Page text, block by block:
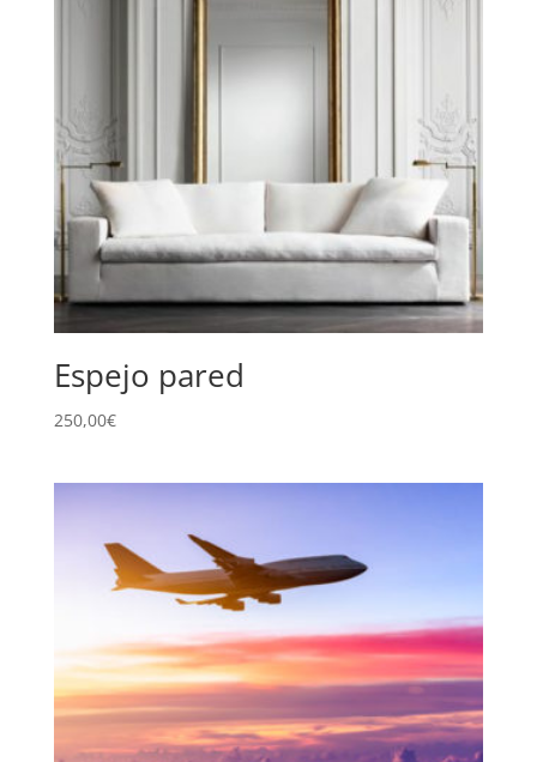
Espejo pared
250,00€